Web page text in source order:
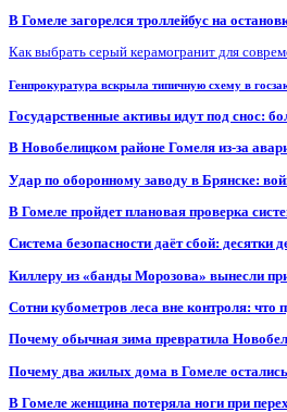
В Гомеле загорелся троллейбус на
Как выбрать серый керамогранит для
Генпрокуратура вскрыла типичную схему в
Государственные активы идут под снос:
В Новобелицком районе Гомеля из-за
Удар по оборонному заводу в Брянске:
В Гомеле пройдет плановая проверка
Система безопасности даёт сбой: десятки
Киллеру из «банды Морозова» вынесли
Сотни кубометров леса вне контроля: что
Почему обычная зима превратила
Почему два жилых дома в Гомеле
В Гомеле женщина потеряла ноги при